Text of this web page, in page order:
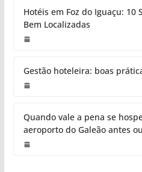
Hotéis em Foz do Iguaçu: 10
Bem Localizadas
Gestão hoteleira: boas
Quando vale a pena se
aeroporto do Galeão antes